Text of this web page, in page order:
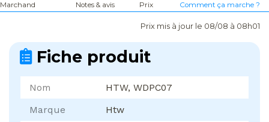
Marchand Notes & avis Prix Comment ça marche ?
Prix mis à jour le 08/08 à 08h01
Fiche produit
Nom
HTW, WDPC07
Marque
Htw